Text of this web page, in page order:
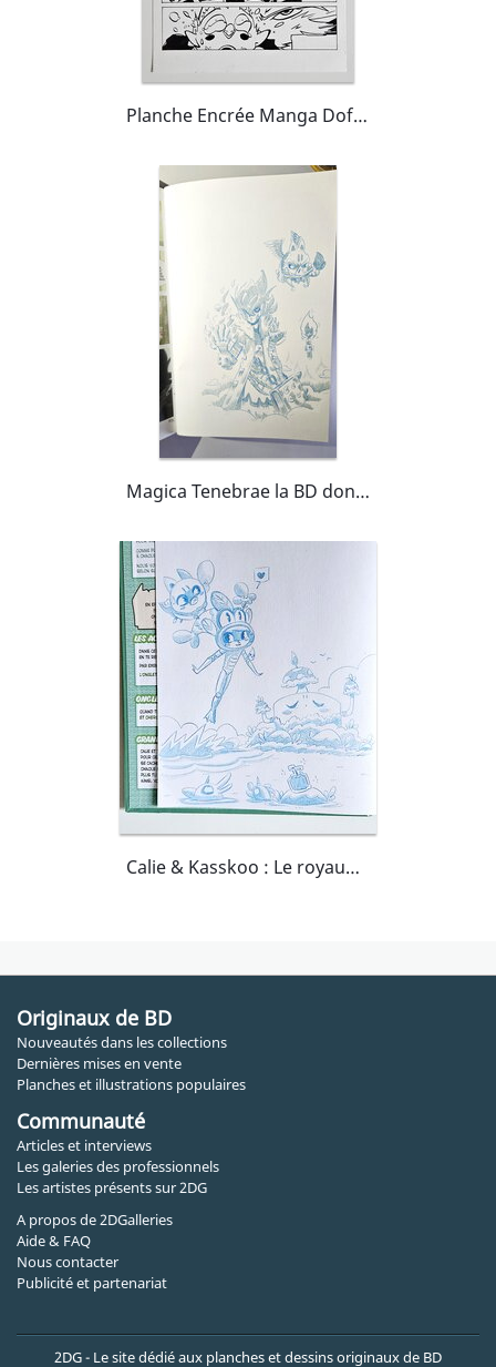
Planche Encrée Manga Dofus Monster 5 "Nomekop le Crapoteur"
Magica Tenebrae la BD dont tu es le Héros !
Calie & Kasskoo : Le royaume de Haute Rivière
Originaux de BD
Nouveautés dans les collections
Dernières mises en vente
Planches et illustrations populaires
Communauté
Articles et interviews
Les galeries des professionnels
Les artistes présents sur 2DG
A propos de 2DGalleries
Aide & FAQ
Nous contacter
Publicité et partenariat
2DG - Le site dédié aux planches et dessins originaux de BD